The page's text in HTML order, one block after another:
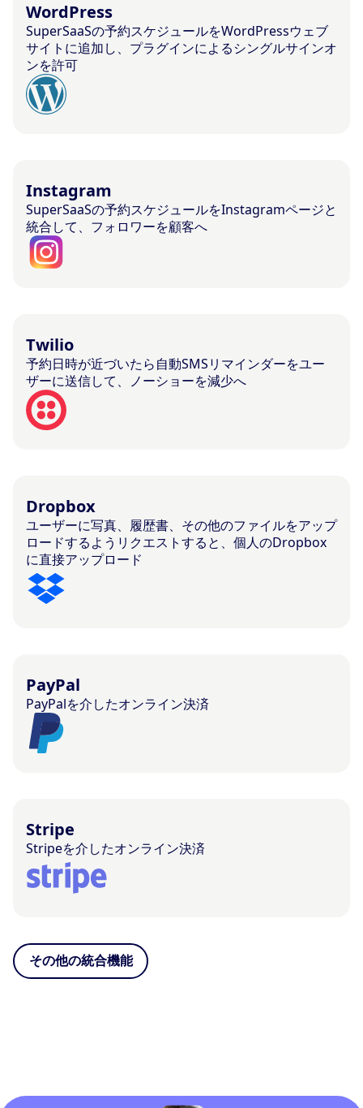
WordPress
SuperSaaSの予約スケジュールをWordPressウェブ
サイトに追加し、プラグインによるシングルサインオ
ンを許可
Instagram
SuperSaaSの予約スケジュールをInstagramページと
統合して、フォロワーを顧客へ
Twilio
予約日時が近づいたら自動SMSリマインダーをユー
ザーに送信して、ノーショーを減少へ
Dropbox
ユーザーに写真、履歴書、その他のファイルをアップ
ロードするようリクエストすると、個人のDropbox
に直接アップロード
PayPal
PayPalを介したオンライン決済
Stripe
Stripeを介したオンライン決済
その他の統合機能